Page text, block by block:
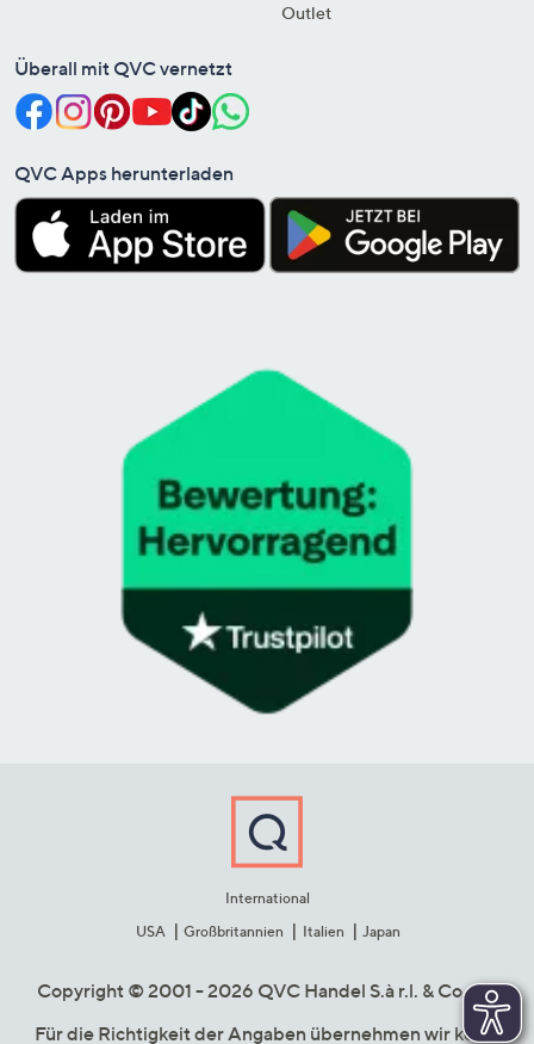
Outlet
Überall mit QVC vernetzt
QVC Apps herunterladen
International
USA
Großbritannien Italien Japan
Copyright © 2001 - 2026 QVC Handel S.à r.l. & Co. KG
Für die Richtigkeit der Angaben übernehmen wir keine